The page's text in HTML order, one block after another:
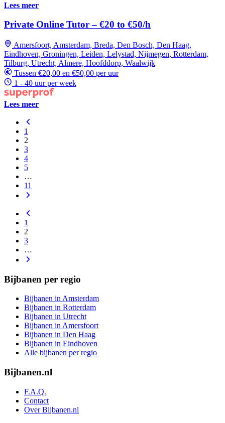
Lees meer
Private Online Tutor – €20 to €50/h
Amersfoort, Amsterdam, Breda, Den Bosch, Den Haag,
Eindhoven, Groningen, Leiden, Lelystad, Nijmegen, Rotterdam,
Tilburg, Utrecht, Almere, Hoofddorp, Waalwijk
Tussen €20,00 en €50,00 per uur
1 - 40 uur per week
Lees meer
1
2
3
4
5
…
11
1
2
3
…
Bijbanen per regio
Bijbanen in Amsterdam
Bijbanen in Rotterdam
Bijbanen in Utrecht
Bijbanen in Amersfoort
Bijbanen in Den Haag
Bijbanen in Eindhoven
Alle bijbanen per regio
Bijbanen.nl
F.A.Q.
Contact
Over Bijbanen.nl